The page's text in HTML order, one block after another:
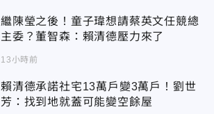
繼陳瑩之後！童子瑋想請蔡英文任競總
主委？董智森：賴清德壓力來了
13小時前
賴清德承諾社宅13萬戶變3萬戶！劉世
芳：找到地就蓋可能變空餘屋